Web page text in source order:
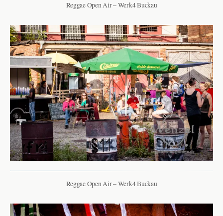
Reggae Open Air – Werk4 Buckau
Reggae Open Air – Werk4 Buckau